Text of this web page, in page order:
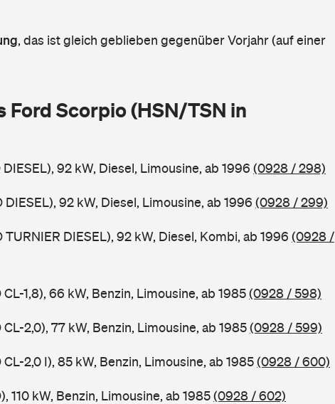
, das ist gleich geblieben gegenüber Vorjahr (auf einer
Ford Scorpio (HSN/TSN in
92 kW, Diesel, Limousine, ab 1996 (0928 / 298)
DIESEL), 92 kW, Diesel, Limousine, ab 1996 (0928 / 299)
TURNIER DIESEL), 92 kW, Diesel, Kombi, ab 1996 (0928 /
1,8), 66 kW, Benzin, Limousine, ab 1985(0928 / 598)
CL-2,0), 77 kW, Benzin, Limousine, ab 1985(0928 / 599)
CL-2,0 I), 85 kW, Benzin, Limousine, ab 1985(0928 / 600)
110 kW, Benzin, Limousine, ab 1985(0928 / 602)